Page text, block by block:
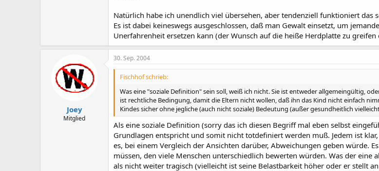
Natürlich habe ich unendlich viel übersehen, aber tendenziell funktioniert das
Es ist dabei keineswegs ausgeschlossen, daß man Gewalt einsetzt, um
Unerfahrenheit ersetzen kann (der Wunsch auf die heiße Herdplatte zu greifen
Joey
Mitglied
30. Sep. 2004
Fischhof schrieb:
Was eine "soziale Definition" sein soll, weiß ich nicht. Sie ist entweder allgemeingültig,
ist rechtliche Bedingung, damit die Eltern nicht wollen, daß ihn das Kind nicht einfach
Kindes sicher ohne jegliche (auch nicht soziale) Bedeutung (außer gesundheitlich
Als eine soziale Definition (sorry das ich diesen Begriff mal eben selbst
Grundlagen entspricht und somit nicht totdefiniert werden muß. Jedem ist
es, bei einem Vergleich der Ansichten darüber, Abweichungen geben würde.
müssen, den viele Menschen unterschiedlich bewerten würden. Was der
als nicht weiter tragisch (vielleicht ist seine Belastbarkeit höher oder er stellt